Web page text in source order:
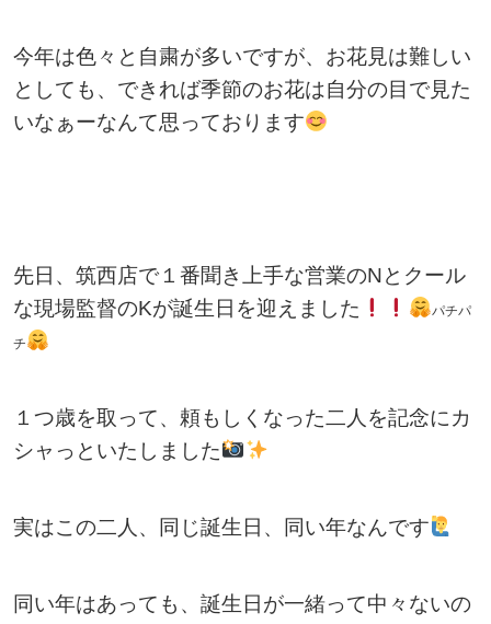
今年は色々と自粛が多いですが、お花見は難しい
としても、できれば季節のお花は自分の目で見た
いなぁーなんて思っております
先日、筑西店で１番聞き上手な営業のNとクール
な現場監督のKが誕生日を迎えました
パチパ
チ
１つ歳を取って、頼もしくなった二人を記念にカ
シャっといたしました
実はこの二人、同じ誕生日、同い年なんです
同い年はあっても、誕生日が一緒って中々ないの